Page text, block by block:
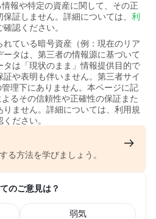
報や特定の資産に関して、その正
証しません。詳細については、 利
確認ください。
ている暗号資産（例：現在のリア
タは、第三者の情報源に基づいて
は「現状のまま」情報提供目的で
や表明も伴いません。第三者サイ
理下にありません。本ページに記
るその信頼性や正確性の保証また
ません。詳細については、利用規
ださい。
る方法を学びましょう。
のご意見は？
弱気